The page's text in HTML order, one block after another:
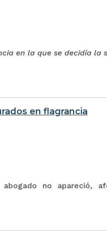
en la que se decidía la
en flagrancia
no apareció,